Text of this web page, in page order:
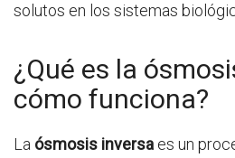
solutos en los sistemas
¿Qué es la
cómo funciona?
La ósmosis inversa es un